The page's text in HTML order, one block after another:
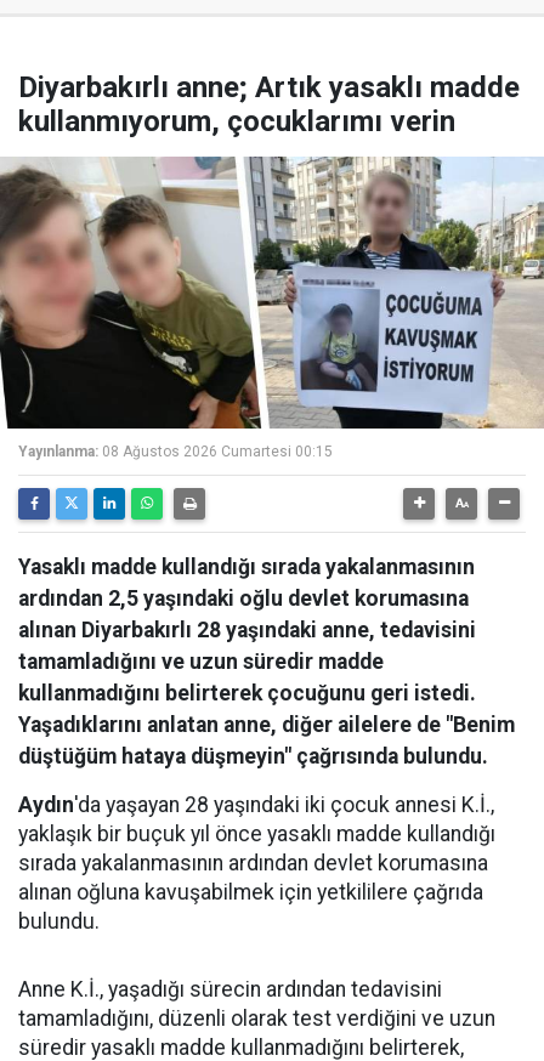
Diyarbakırlı anne; Artık yasaklı madde
kullanmıyorum, çocuklarımı verin
Yayınlanma: 08 Ağustos 2026 Cumartesi 00:15
Yasaklı madde kullandığı sırada yakalanmasının
ardından 2,5 yaşındaki oğlu devlet korumasına
alınan Diyarbakırlı 28 yaşındaki anne, tedavisini
tamamladığını ve uzun süredir madde
kullanmadığını belirterek çocuğunu geri istedi.
Yaşadıklarını anlatan anne, diğer ailelere de "Benim
düştüğüm hataya düşmeyin" çağrısında bulundu.
Aydın'da yaşayan 28 yaşındaki iki çocuk annesi K.İ.,
yaklaşık bir buçuk yıl önce yasaklı madde kullandığı
sırada yakalanmasının ardından devlet korumasına
alınan oğluna kavuşabilmek için yetkililere çağrıda
bulundu.
Anne K.İ., yaşadığı sürecin ardından tedavisini
tamamladığını, düzenli olarak test verdiğini ve uzun
süredir yasaklı madde kullanmadığını belirterek,